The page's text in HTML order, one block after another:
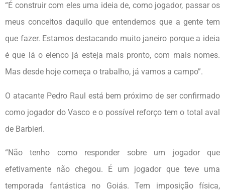
“É construir com eles uma ideia de, como jogador, passar os
meus conceitos daquilo que entendemos que a gente tem
que fazer. Estamos destacando muito janeiro porque a ideia
é que lá o elenco já esteja mais pronto, com mais nomes.
Mas desde hoje começa o trabalho, já vamos a campo”.
O atacante Pedro Raul está bem próximo de ser confirmado
como jogador do Vasco e o possível reforço tem o total aval
de Barbieri.
“Não tenho como responder sobre um jogador que
efetivamente não chegou. É um jogador que teve uma
temporada fantástica no Goiás. Tem imposição física,